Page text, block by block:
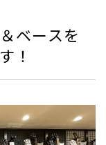
ベースを
！